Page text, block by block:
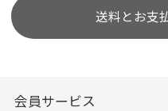
送料とお支
会員サービス